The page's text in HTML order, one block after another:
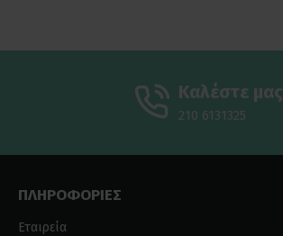
Καλέστε μας
210 6131325
ΠΛΗΡΟΦΟΡΙΕΣ
Εταιρεία